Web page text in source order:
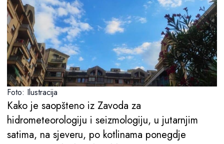
Foto: Ilustracija
Kako je saopšteno iz Zavoda za
hidrometeorologiju i seizmologiju, u jutarnjim
satima, na sjeveru, po kotlinama ponegdje